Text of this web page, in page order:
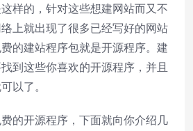
样的，针对这些想建网站而又不
上就出现了很多已经写好的网站
的建站程序包就是开源程序。建
到这些你喜欢的开源程序，并且
以了。
的开源程序，下面就向你介绍几